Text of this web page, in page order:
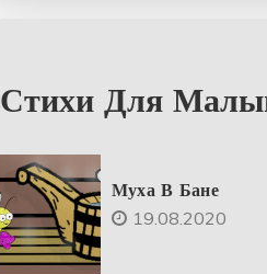
Стихи Для
Муха В Бане
19.08.2020